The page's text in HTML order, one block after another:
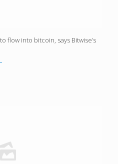
flow into bitcoin, says Bitwise’s